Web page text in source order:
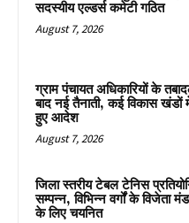
सदस्यीय एल्डर्स कमेटी गठित
August 7, 2026
ग्राम पंचायत अधिकारियों के
बाद नई तैनाती, कई विकास खंडों
हुए आदेश
August 7, 2026
जिला स्तरीय टेबल टेनिस
सम्पन्न, विभिन्न वर्गों के विजेता
के लिए चयनित